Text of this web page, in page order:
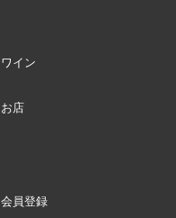
ワイン
お店
会員登録